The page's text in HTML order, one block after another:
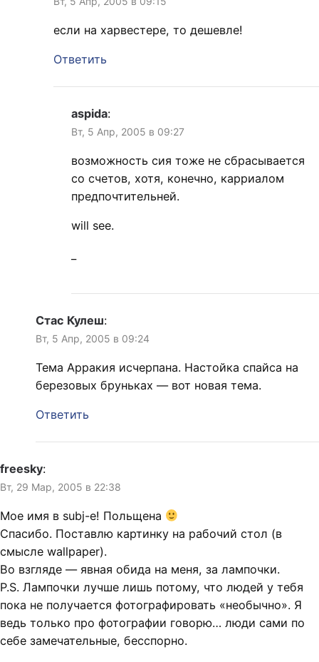
если на харвестере, то дешевле!
Ответить
aspida:
Вт, 5 Апр, 2005 в 09:27
возможность сия тоже не сбрасывается
со счетов, хотя, конечно, карриалом
предпочтительней.
will see.
Стас Кулеш:
Вт, 5 Апр, 2005 в 09:24
Тема Арракия исчерпана. Настойка спайса на
березовых бруньках — вот новая тема.
Ответить
freesky:
Вт, 29 Мар, 2005 в 22:38
Мое имя в subj-е! Польщена
Спасибо. Поставлю картинку на рабочий стол (в
смысле wallpaper).
Во взгляде — явная обида на меня, за лампочки.
P.S. Лампочки лучше лишь потому, что людей у тебя
пока не получается фотографировать «необычно». Я
ведь только про фотографии говорю… люди сами по
себе замечательные, бесспорно.